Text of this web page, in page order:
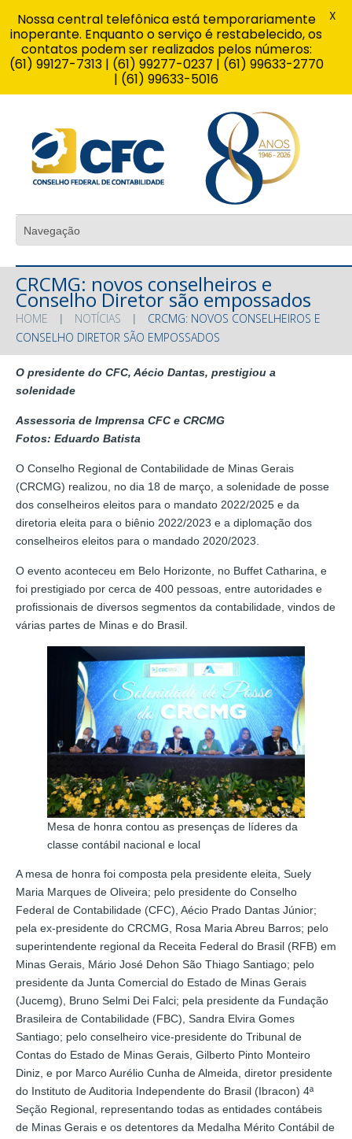
CRCMG: novos conselheiros e
Conselho Diretor são empossados
HOME NOTÍCIAS
CRCMG: NOVOS CONSELHEIROS E
CONSELHO DIRETOR SÃO EMPOSSADOS
O presidente do CFC, Aécio Dantas, prestigiou a
solenidade
Assessoria de Imprensa CFC e CRCMG
Fotos: Eduardo Batista
O Conselho Regional de Contabilidade de Minas Gerais
(CRCMG) realizou, no dia 18 de março, a solenidade de posse
dos conselheiros eleitos para o mandato 2022/2025 e da
diretoria eleita para o biênio 2022/2023 e a diplomação dos
conselheiros eleitos para o mandado 2020/2023.
O evento aconteceu em Belo Horizonte, no Buffet Catharina, e
foi prestigiado por cerca de 400 pessoas, entre autoridades e
profissionais de diversos segmentos da contabilidade, vindos de
várias partes de Minas e do Brasil.
Mesa de honra contou as presenças de líderes da
classe contábil nacional e local
A mesa de honra foi composta pela presidente eleita, Suely
Maria Marques de Oliveira; pelo presidente do Conselho
Federal de Contabilidade (CFC), Aécio Prado Dantas Júnior;
pela ex-presidente do CRCMG, Rosa Maria Abreu Barros; pelo
superintendente regional da Receita Federal do Brasil (RFB) em
Minas Gerais, Mário José Dehon São Thiago Santiago; pelo
presidente da Junta Comercial do Estado de Minas Gerais
(Jucemg), Bruno Selmi Dei Falci; pela presidente da Fundação
Brasileira de Contabilidade (FBC), Sandra Elvira Gomes
Santiago; pelo conselheiro vice-presidente do Tribunal de
Contas do Estado de Minas Gerais, Gilberto Pinto Monteiro
Diniz, e por Marco Aurélio Cunha de Almeida, diretor presidente
do Instituto de Auditoria Independente do Brasil (Ibracon) 4ª
Seção Regional, representando todas as entidades contábeis
de Minas Gerais e os detentores da Medalha Mérito Contábil de
Nossa central telefônica está temporariamente
inoperante. Enquanto o serviço é restabelecido, os
contatos podem ser realizados pelos números:
(61) 99127-7313 | (61) 99277-0237 | (61) 99633-2770
| (61) 99633-5016
X